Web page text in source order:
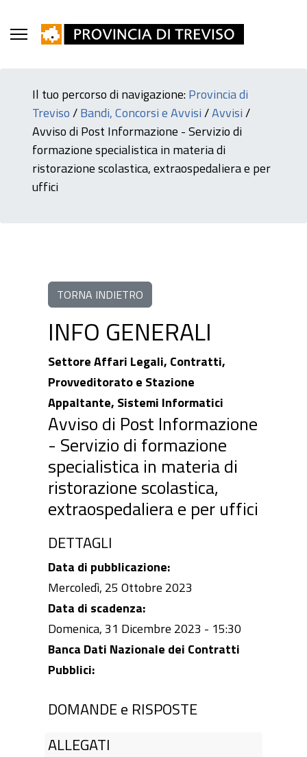
Il tuo percorso di navigazione:Provincia di
Treviso/Bandi, Concorsi e Avvisi/Avvisi/
Avviso di Post Informazione - Servizio di
formazione specialistica in materia di
ristorazione scolastica, extraospedaliera e per
uffici
TORNA INDIETRO
ALLEGATI
INFO GENERALI
Settore Affari Legali, Contratti,
Provveditorato e Stazione
Appaltante, Sistemi Informatici
Avviso di Post Informazione
- Servizio di formazione
specialistica in materia di
ristorazione scolastica,
extraospedaliera e per uffici
DETTAGLI
Data di pubblicazione:
Mercoledì, 25 Ottobre 2023
Data di scadenza:
Domenica, 31 Dicembre 2023 - 15:30
Banca Dati Nazionale dei Contratti
Pubblici:
DOMANDE e RISPOSTE